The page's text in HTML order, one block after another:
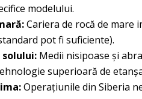
modelului.
Cariera de rocă de mare
pot fi suficiente).
Medii nisipoase și
superioară de
Operațiunile din Siberia